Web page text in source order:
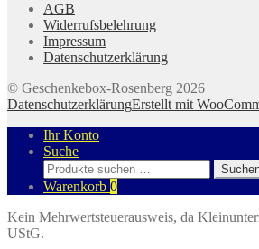
AGB
Widerrufsbelehrung
Impressum
Datenschutzerklärung
© Geschenkebox-Rosenberg 2026
DatenschutzerklärungErstellt mit
Ihr Konto
Suche
Suchen
nach:
Warenkorb 0
Kein Mehrwertsteuerausweis, da
UStG.